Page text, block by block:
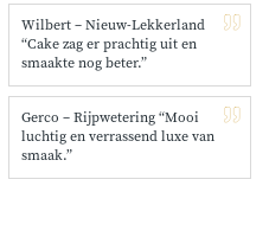
Wilbert – Nieuw-Lekkerland
“Cake zag er prachtig uit en
smaakte nog beter.”
Gerco – Rijpwetering “Mooi
luchtig en verrassend luxe van
smaak.”